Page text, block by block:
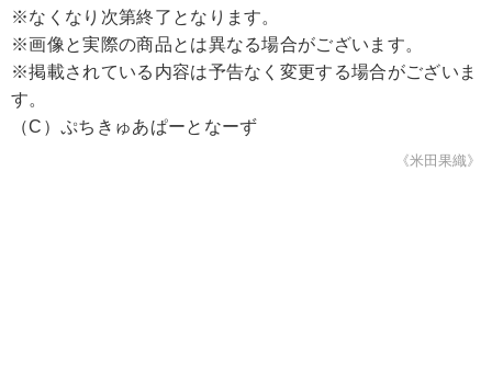
※なくなり次第終了となります。
※画像と実際の商品とは異なる場合がございます。
※掲載されている内容は予告なく変更する場合がございま
す。
（C）ぷちきゅあぱーとなーず
《米田果織》